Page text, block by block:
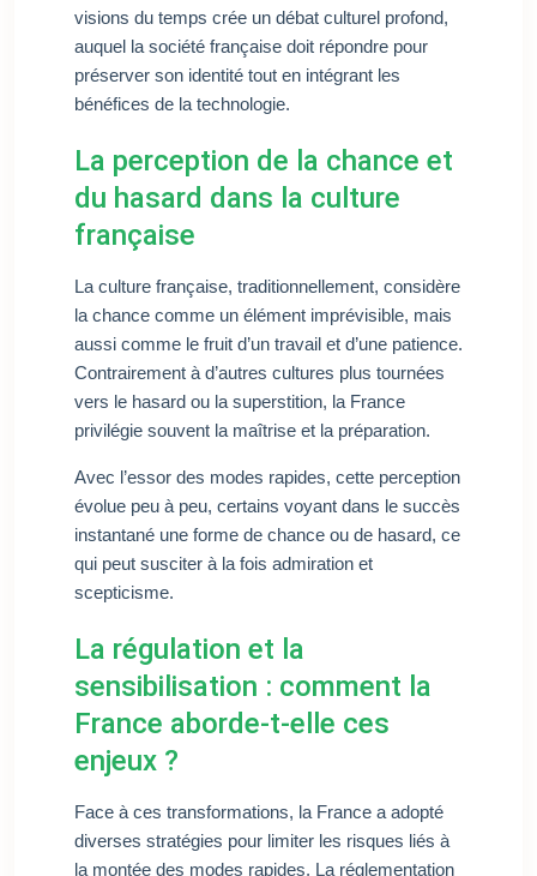
visions du temps crée un débat culturel profond,
auquel la société française doit répondre pour
préserver son identité tout en intégrant les
bénéfices de la technologie.
La perception de la chance et
du hasard dans la culture
française
La culture française, traditionnellement, considère
la chance comme un élément imprévisible, mais
aussi comme le fruit d’un travail et d’une patience.
Contrairement à d’autres cultures plus tournées
vers le hasard ou la superstition, la France
privilégie souvent la maîtrise et la préparation.
Avec l’essor des modes rapides, cette perception
évolue peu à peu, certains voyant dans le succès
instantané une forme de chance ou de hasard, ce
qui peut susciter à la fois admiration et
scepticisme.
La régulation et la
sensibilisation : comment la
France aborde-t-elle ces
enjeux ?
Face à ces transformations, la France a adopté
diverses stratégies pour limiter les risques liés à
la montée des modes rapides. La réglementation